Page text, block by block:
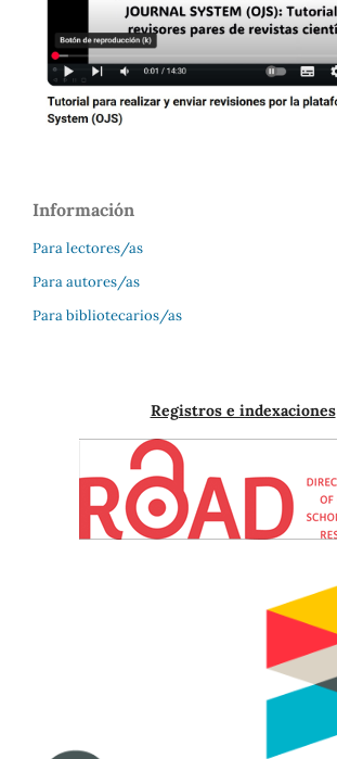
Información
Para lectores/as
Para autores/as
Para bibliotecarios/as
Registros e indexaciones